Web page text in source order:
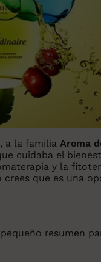
, a la familia Aroma
cuidaba el
y la
que es una
resumen